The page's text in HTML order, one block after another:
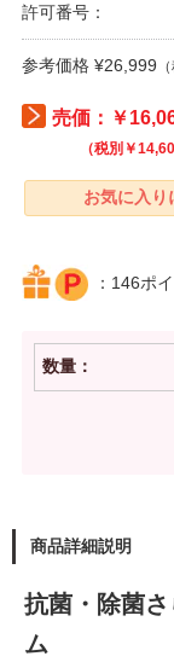
許可番号：
参考価格 ¥26,999
売価：￥
（税別￥
：146ポ
数量：
商品詳細説明
抗菌・除菌
ム